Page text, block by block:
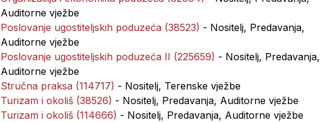
Auditorne vježbe
Poslovanje ugostiteljskih poduzeća (38523) - Nositelj, Predavanja,
Auditorne vježbe
Poslovanje ugostiteljskih poduzeća II (225659) - Nositelj, Predavanja,
Auditorne vježbe
Stručna praksa (114717) - Nositelj, Terenske vježbe
Turizam i okoliš (38526) - Nositelj, Predavanja, Auditorne vježbe
Turizam i okoliš (114666) - Nositelj, Predavanja, Auditorne vježbe